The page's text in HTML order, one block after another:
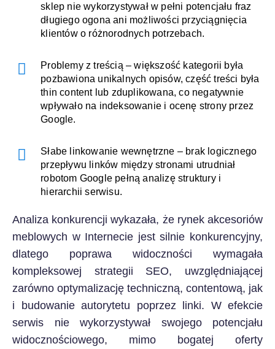
sklep nie wykorzystywał w pełni potencjału fraz
długiego ogona ani możliwości przyciągnięcia
klientów o różnorodnych potrzebach.
Problemy z treścią – większość kategorii była
pozbawiona unikalnych opisów, część treści była
thin content lub zduplikowana, co negatywnie
wpływało na indeksowanie i ocenę strony przez
Google.
Słabe linkowanie wewnętrzne – brak logicznego
przepływu linków między stronami utrudniał
robotom Google pełną analizę struktury i
hierarchii serwisu.
Analiza konkurencji wykazała, że rynek akcesoriów
meblowych w Internecie jest silnie konkurencyjny,
dlatego poprawa widoczności wymagała
kompleksowej strategii SEO, uwzględniającej
zarówno optymalizację techniczną, contentową, jak
i budowanie autorytetu poprzez linki. W efekcie
serwis nie wykorzystywał swojego potencjału
widocznościowego, mimo bogatej oferty